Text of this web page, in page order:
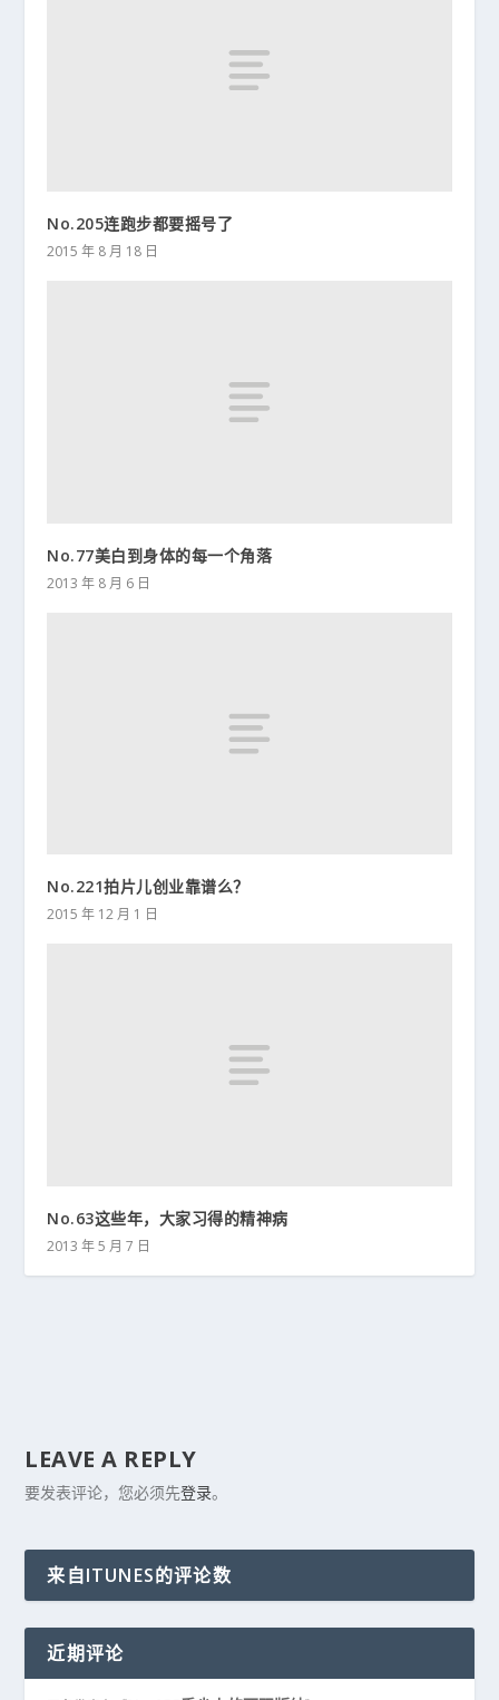
No.205连跑步都要摇号了
2015 年 8 月 18 日
No.77美白到身体的每一个角落
2013 年 8 月 6 日
No.221拍片儿创业靠谱么？
2015 年 12 月 1 日
No.63这些年，大家习得的精神病
2013 年 5 月 7 日
LEAVE A REPLY
要发表评论，您必须先登录。
来自ITUNES的评论数
近期评论